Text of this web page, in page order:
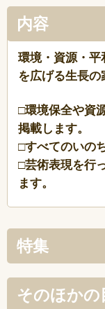
内容
環境・資源・平
を広げる生長の
□環境保全や資
掲載します。
□すべてのいの
□芸術表現を行
ます。
特集
そのほかの